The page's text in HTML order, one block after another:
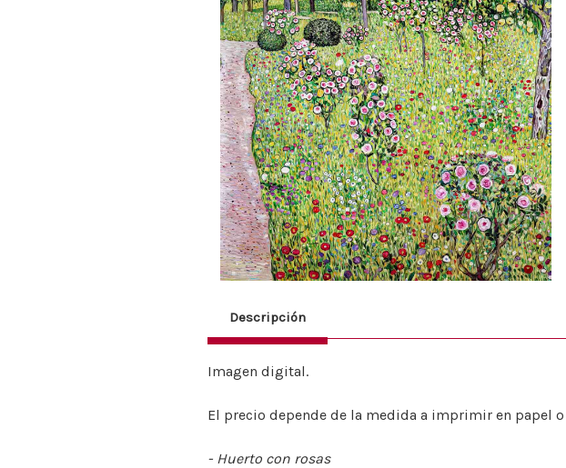
Descripción
Imagen digital.
El precio depende de la medida a imprimir en papel o
- Huerto con rosas